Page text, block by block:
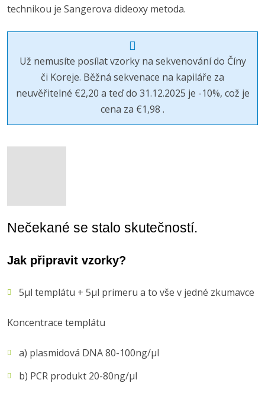
technikou je Sangerova dideoxy metoda.
Už nemusíte posílat vzorky na sekvenování do Číny
či Koreje. Běžná sekvenace na kapiláře za
neuvěřitelné €2,20 a teď do 31.12.2025 je -10%, což je
cena za €1,98 .
Nečekané se stalo skutečností.
Jak připravit vzorky?
5µl templátu + 5µl primeru a to vše v jedné zkumavce
Koncentrace templátu
a) plasmidová DNA 80-100ng/µl
b) PCR produkt 20-80ng/µl